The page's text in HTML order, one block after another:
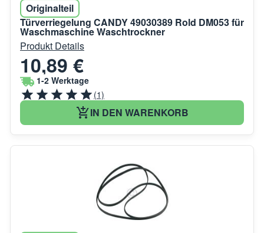
Originalteil
Türverriegelung CANDY 49030389 Rold DM053 für
Waschmaschine Waschtrockner
Produkt Details
10,89 €
1-2 Werktage
(1)
IN DEN WARENKORB